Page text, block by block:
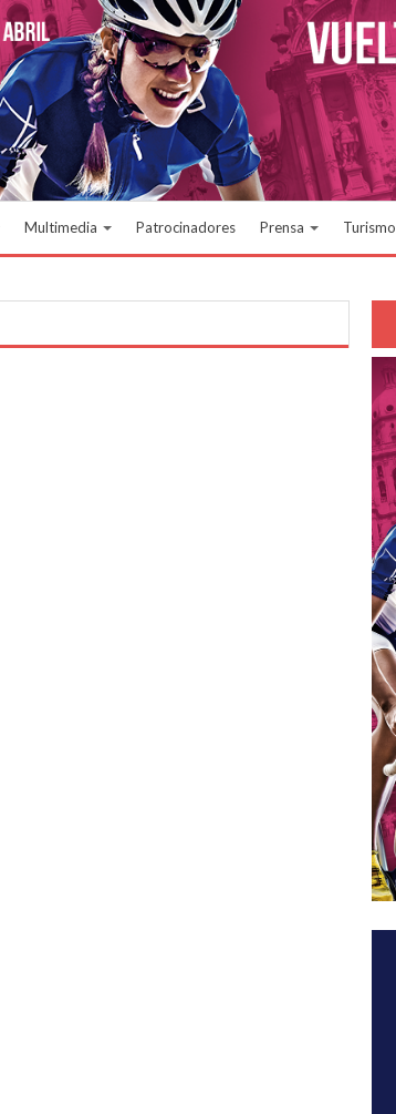
Multimedia Patrocinadores Prensa Turismo